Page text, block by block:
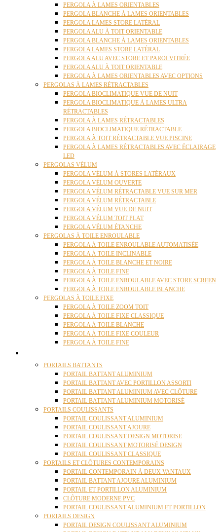
PERGOLA À LAMES ORIENTABLES
PERGOLA BLANCHE À LAMES ORIENTABLES
PERGOLA LAMES STORE LATÉRAL
PERGOLA ALU À TOIT ORIENTABLE
PERGOLA BLANCHE À LAMES ORIENTABLES
PERGOLA LAMES STORE LATÉRAL
PERGOLA ALU AVEC STORE ET PAROI VITRÉE
PERGOLA ALU À TOIT ORIENTABLE
PERGOLA À LAMES ORIENTABLES AVEC OPTIONS
PERGOLAS À LAMES RÉTRACTABLES
PERGOLA BIOCLIMATIQUE VUE DE NUIT
PERGOLA BIOCLIMATIQUE À LAMES ULTRA
RÉTRACTABLES
PERGOLA À LAMES RÉTRACTABLES
PERGOLA BIOCLIMATIQUE RÉTRACTABLE
PERGOLA À TOIT RÉTRACTABLE VUE PISCINE
PERGOLA À LAMES RÉTRACTABLES AVEC ÉCLAIRAGE
LED
PERGOLAS VÉLUM
PERGOLA VÉLUM À STORES LATÉRAUX
PERGOLA VÉLUM OUVERTE
PERGOLA VÉLUM RÉTRACTABLE VUE SUR MER
PERGOLA VÉLUM RÉTRACTABLE
PERGOLA VÉLUM VUE DE NUIT
PERGOLA VÉLUM TOIT PLAT
PERGOLA VÉLUM ÉTANCHE
PERGOLAS À TOILE ENROULABLE
PERGOLA À TOILE ENROULABLE AUTOMATISÉE
PERGOLA À TOILE INCLINABLE
PERGOLA À TOILE BLANCHE ET NOIRE
PERGOLA À TOILE FINE
PERGOLA À TOILE ENROULABLE AVEC STORE SCREEN
PERGOLA À TOILE ENROULABLE BLANCHE
PERGOLAS À TOILE FIXE
PERGOLA À TOILE ZOOM TOIT
PERGOLA À TOILE FIXE CLASSIQUE
PERGOLA À TOILE BLANCHE
PERGOLA À TOILE FIXE COULEUR
PERGOLA À TOILE FINE
PORTAILS BATTANTS
PORTAIL BATTANT ALUMINIUM
PORTAIL BATTANT AVEC PORTILLON ASSORTI
PORTAIL BATTANT ALUMINIUM AVEC CLÔTURE
PORTAIL BATTANT ALUMINIUM MOTORISÉ
PORTAILS COULISSANTS
PORTAIL COULISSANT ALUMINIUM
PORTAIL COULISSANT AJOURE
PORTAIL COULISSANT DESIGN MOTORISE
PORTAIL COULISSANT MOTORISÉ DESIGN
PORTAIL COULISSANT CLASSIQUE
PORTAILS ET CLÔTURES CONTEMPORAINS
PORTAIL CONTEMPORAIN À DEUX VANTAUX
PORTAIL BATTANT AJOURE ALUMINIUM
PORTAIL ET PORTILLON ALUMINIUM
CLÔTURE MODERNE PVC
PORTAIL COULISSANT ALUMINIUM ET PORTILLON
PORTAILS DESIGN
PORTAIL DESIGN COULISSANT ALUMINIUM